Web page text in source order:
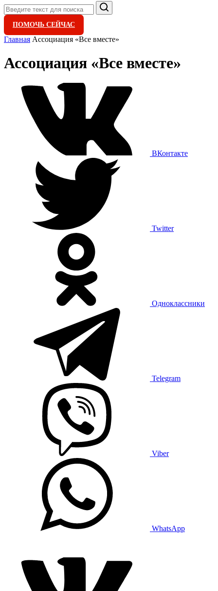
Поиск
ПОМОЧЬ СЕЙЧАС
Главная Ассоциация «Все вместе»
Ассоциация «Все вместе»
ВКонтакте
Twitter
Одноклассники
Telegram
Viber
WhatsApp